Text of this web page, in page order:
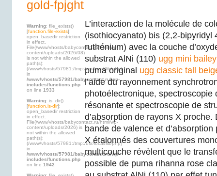
gold-fpjght
Warning: file_exists()
[function.file-exists]:
open_basedir restriction
in effect.
File(/www/vhosts/babycontact.ru/html/wp-
content/uploads/2026/08)
is not within the allowed
path(s):
(/www/vhosts/57981:/tmp:/usr/local/lib/php)
in
/www/vhosts/57981/babycontact.ru/wp-
includes/functions.php
on line 1933
Warning: is_dir()
[function.is-dir]:
open_basedir restriction
in effect.
File(/www/vhosts/babycontact.ru/html/wp-
content/uploads/2026) is
not within the allowed
path(s):
(/www/vhosts/57981:/tmp:/usr/local/lib/php)
in
/www/vhosts/57981/babycontact.ru/wp-
includes/functions.php
on line 1942
L’interaction de la molécule de
(isothiocyanato) bis (2,2-bipyridyl
ruthénium) avec la couche
substrat AlNi (110) ugg mini
puma original ugg classic tall
l’aide du rayonnement
photoélectronique, spectroscopie
résonante et spectroscopie de
d’absorption de rayons X proche.
bande de valence et
X étalonnés des couvertures
multicouche révèlent que le
possible de puma rihanna rose